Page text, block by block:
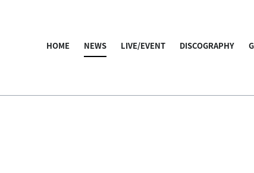
HOME NEWS LIVE/EVENT DISCOGRAPHY